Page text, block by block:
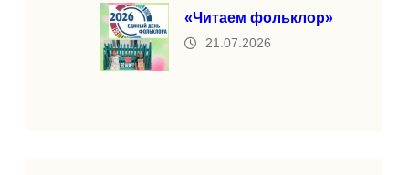
«Читаем фольклор»
21.07.2026